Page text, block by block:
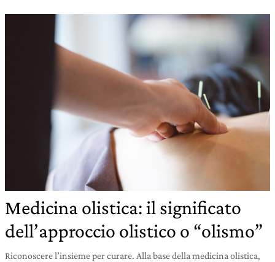
Medicina olistica: il significato
dell’approccio olistico o “olismo”
Riconoscere l’insieme per curare. Alla base della medicina olistica,